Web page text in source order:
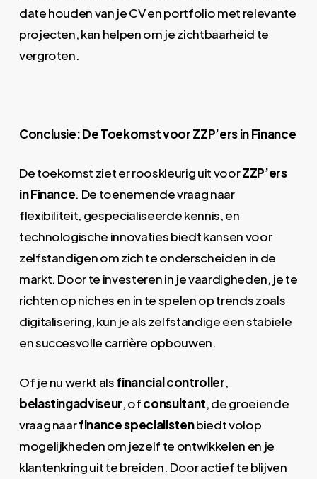
date houden van je CV en portfolio met relevante
projecten, kan helpen om je zichtbaarheid te
vergroten.
Conclusie: De Toekomst voor ZZP’ers in Finance
De toekomst ziet er rooskleurig uit voorZZP’ers
in Finance. De toenemende vraag naar
flexibiliteit, gespecialiseerde kennis, en
technologische innovaties biedt kansen voor
zelfstandigen om zich te onderscheiden in de
markt. Door te investeren in je vaardigheden, je te
richten op niches en in te spelen op trends zoals
digitalisering, kun je als zelfstandige een stabiele
en succesvolle carrière opbouwen.
Of je nu werkt alsfinancial controller,
belastingadviseur, ofconsultant, de groeiende
vraag naarfinance specialistenbiedt volop
mogelijkheden om jezelf te ontwikkelen en je
klantenkring uit te breiden. Door actief te blijven